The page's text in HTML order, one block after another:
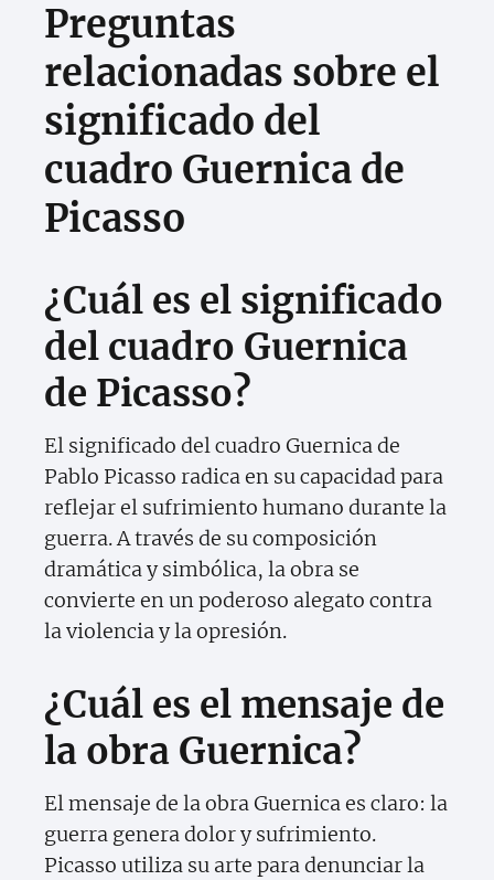
Preguntas
relacionadas sobre el
significado del
cuadro Guernica de
Picasso
¿Cuál es el significado
del cuadro Guernica
de Picasso?
El significado del cuadro Guernica de
Pablo Picasso radica en su capacidad para
reflejar el sufrimiento humano durante la
guerra. A través de su composición
dramática y simbólica, la obra se
convierte en un poderoso alegato contra
la violencia y la opresión.
¿Cuál es el mensaje de
la obra Guernica?
El mensaje de la obra Guernica es claro: la
guerra genera dolor y sufrimiento.
Picasso utiliza su arte para denunciar la